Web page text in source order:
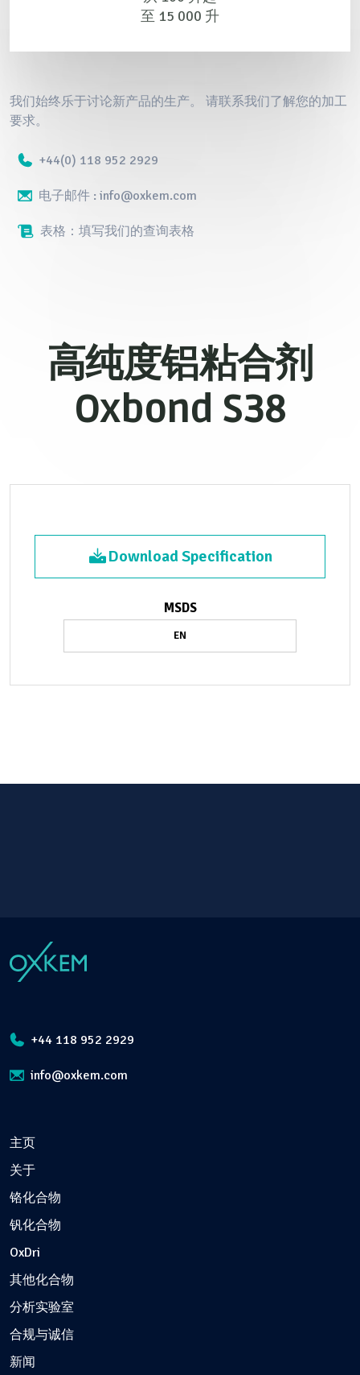
至 15 000 升
我们始终乐于讨论新产品的生产。 请联系我们了解您的加工
要求。
+44(0) 118 952 2929
电子邮件 : info@oxkem.com
表格：填写我们的查询表格
高纯度铝粘合剂
Oxbond S38
Download Specification
MSDS
EN
+44 118 952 2929
info@oxkem.com
主页
关于
铬化合物
钒化合物
OxDri
其他化合物
分析实验室
合规与诚信
新闻